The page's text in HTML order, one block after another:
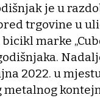
je u
trgovine u
marke
2022. u
metalnog